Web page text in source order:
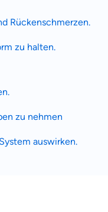
Rückenschmerzen.
zu halten.
zu nehmen
auswirken.